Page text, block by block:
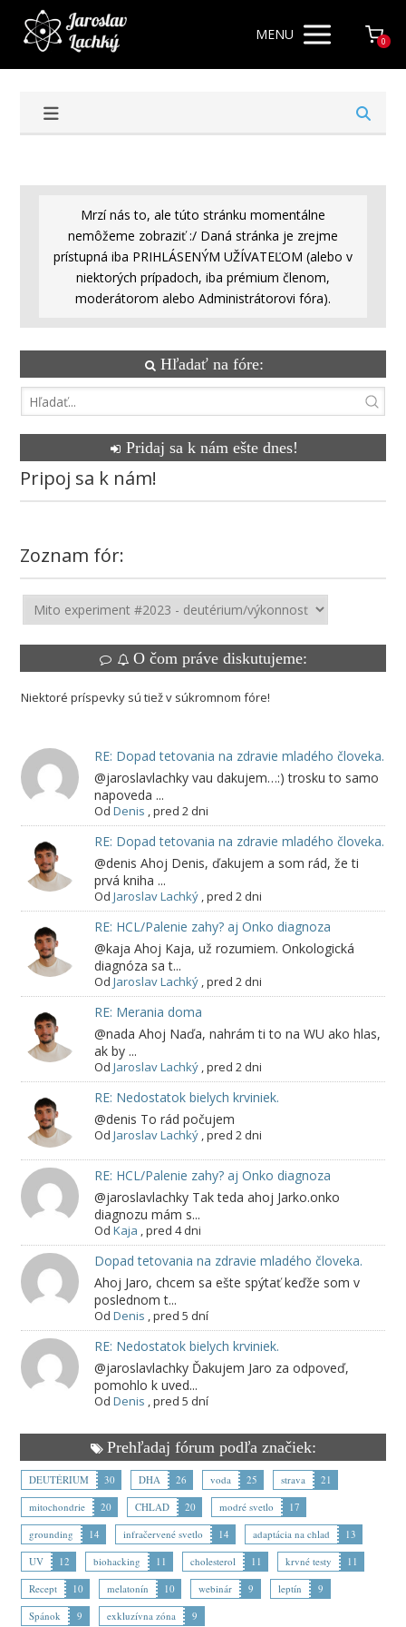
MENU 0
Mrzí nás to, ale túto stránku momentálne
nemôžeme zobraziť :/ Daná stránka je zrejme
prístupná iba PRIHLÁSENÝM UŽÍVATEĽOM (alebo v
niektorých prípadoch, iba prémium členom,
moderátorom alebo Administrátorovi fóra).
Hľadať na fóre:
Pridaj sa k nám ešte dnes!
Pripoj sa k nám!
Zoznam fór:
O čom práve diskutujeme:
Niektoré príspevky sú tiež v súkromnom fóre!
RE: Dopad tetovania na zdravie mladého človeka.
@jaroslavlachky vau dakujem…:) trosku to samo
napoveda ...
Od Denis ,pred 2 dni
RE: Dopad tetovania na zdravie mladého človeka.
@denis Ahoj Denis, ďakujem a som rád, že ti
prvá kniha ...
Od Jaroslav Lachký,pred 2 dni
RE: HCL/Palenie zahy? aj Onko diagnoza
@kaja Ahoj Kaja, už rozumiem. Onkologická
diagnóza sa t...
Od Jaroslav Lachký,pred 2 dni
RE: Merania doma
@nada Ahoj Naďa, nahrám ti to na WU ako hlas,
ak by ...
Od Jaroslav Lachký,pred 2 dni
RE: Nedostatok bielych krviniek.
@denis To rád počujem
Od Jaroslav Lachký,pred 2 dni
RE: HCL/Palenie zahy? aj Onko diagnoza
@jaroslavlachky Tak teda ahoj Jarko.onko
diagnozu mám s...
Od Kaja ,pred 4 dni
Dopad tetovania na zdravie mladého človeka.
Ahoj Jaro, chcem sa ešte spýtať keďže som v
poslednom t...
Od Denis ,pred 5 dní
RE: Nedostatok bielych krviniek.
@jaroslavlachky Ďakujem Jaro za odpoveď,
pomohlo k uved...
Od Denis ,pred 5 dní
Prehľadaj fórum podľa značiek:
DEUTÉRIUM 30 DHA 26 voda 25 strava
21
mitochondrie
20 CHLAD 20 modré svetlo
17
grounding
14 infračervené svetlo 14 adaptácia na chlad
13
UV
12 biohacking 11 cholesterol 11 krvné testy
11
Recept
10 melatonín 10 webinár 9 leptín
9
Spánok
9 exkluzívna zóna 9